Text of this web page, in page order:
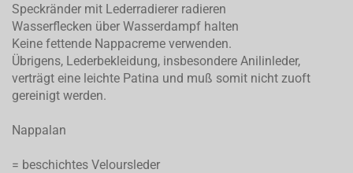
Speckränder mit Lederradierer radieren
Wasserflecken über Wasserdampf halten
Keine fettende Nappacreme verwenden.
Übrigens, Lederbekleidung, insbesondere Anilinleder,
verträgt eine leichte Patina und muß somit nicht zuoft
gereinigt werden.
Nappalan
= beschichtes Veloursleder